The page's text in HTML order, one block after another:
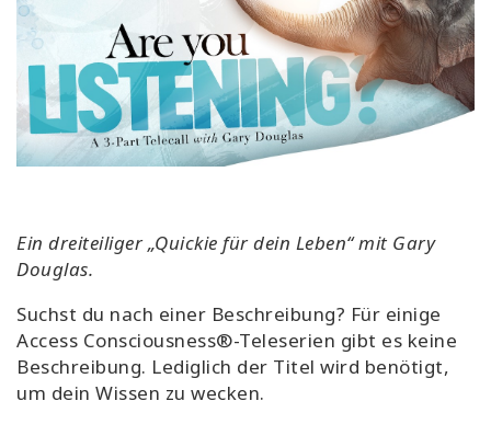
Ein dreiteiliger „Quickie für dein Leben“ mit Gary
Douglas.
Suchst du nach einer Beschreibung? Für einige
Access Consciousness®-Teleserien gibt es keine
Beschreibung. Lediglich der Titel wird benötigt,
um dein Wissen zu wecken.